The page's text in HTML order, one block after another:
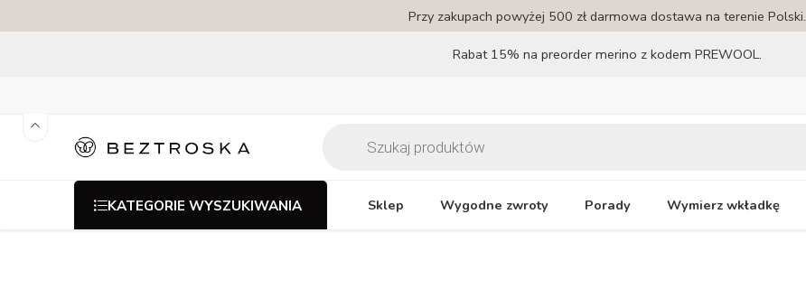
Przy zakupach powyżej 500 zł darmowa dostawa na terenie Polski.
Rabat 15% na preorder merino z kodem PREWOOL.
KATEGORIE WYSZUKIWANIA Sklep Wygodne zwroty Porady Wymierz wkładkę